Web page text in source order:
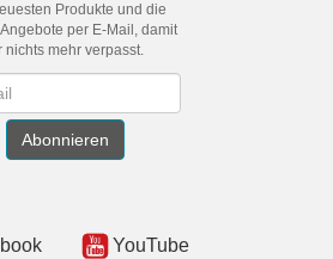
Produkte und die
per E-Mail, damit
nichts mehr verpasst.
Abonnieren
YouTube